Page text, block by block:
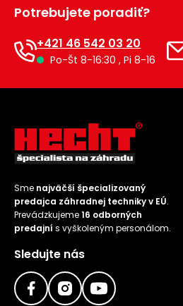
Potrebujete poradiť?
+421 46 542 03 20
Po-Št 8-16:30 , Pi 8-16
Sme najväčší špecializovaný
predajca záhradnej techniky v EÚ.
Prevádzkujeme16 odborných
predajní s vyškoleným personálom.
Sledujte nás